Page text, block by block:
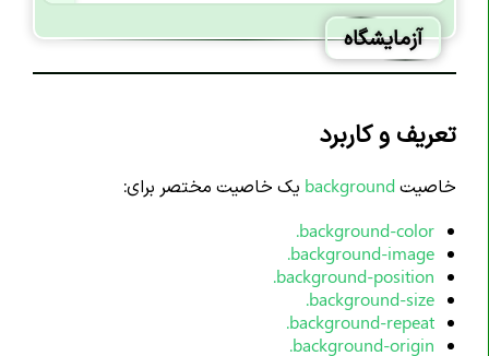
آزمایشگاه
تعریف و کاربرد
خاصیتbackground یک خاصیت مختصر برای:
background-color.
background-image.
background-position.
background-size.
background-repeat.
background-origin.
خاصیت animation
خاصیت animation-name
خاصیت animation-timing-function
خاصیت animation-iteration-count
خاصیت animation-direction
خاصیت animation-fill-mode
خاصیت animation-play-state
خاصیت aspect-ratio